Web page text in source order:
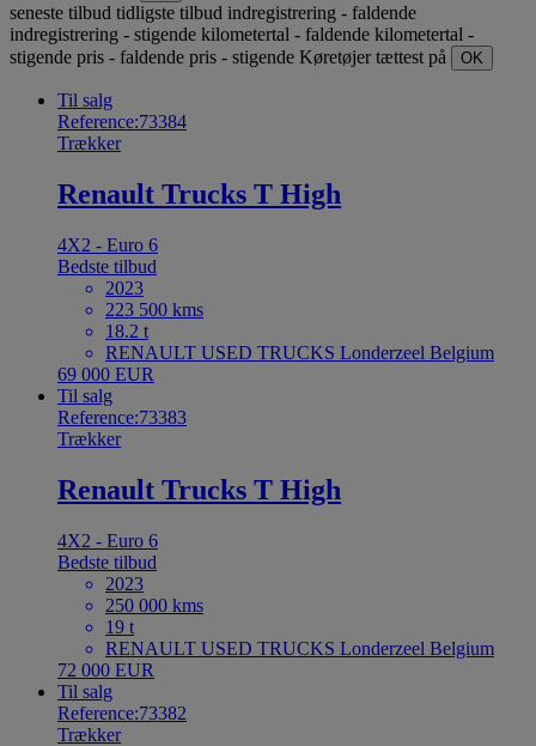
seneste tilbud tidligste tilbud indregistrering - faldende
indregistrering - stigende kilometertal - faldende kilometertal -
stigende pris - faldende pris - stigende Køretøjer tættest på OK
Til salg
Reference:73384
Trækker
Renault Trucks T High
4X2 - Euro 6
Bedste tilbud
2023
223 500 kms
18.2 t
RENAULT USED TRUCKS Londerzeel Belgium
69 000 EUR
Til salg
Reference:73383
Trækker
Renault Trucks T High
4X2 - Euro 6
Bedste tilbud
2023
250 000 kms
19 t
RENAULT USED TRUCKS Londerzeel Belgium
72 000 EUR
Til salg
Reference:73382
Trækker